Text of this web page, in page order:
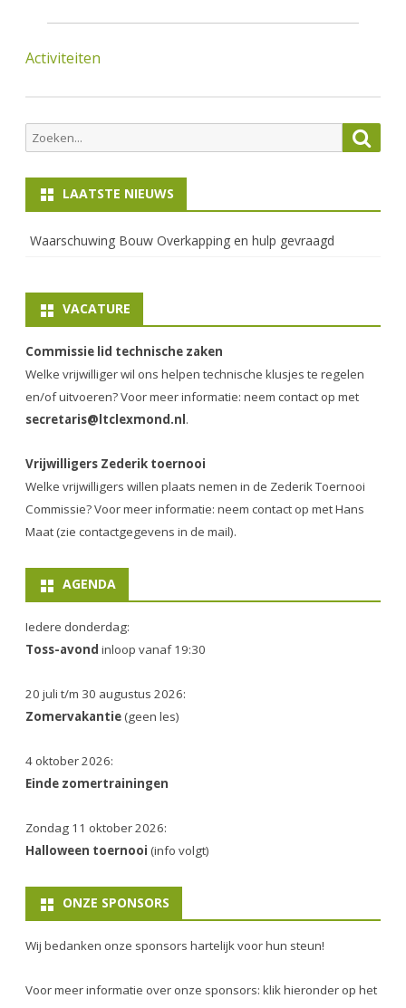
Activiteiten
Zoeken
naar:
LAATSTE NIEUWS
Waarschuwing Bouw Overkapping en hulp gevraagd
VACATURE
Commissie lid technische zaken
Welke vrijwilliger wil ons helpen technische klusjes te regelen
en/of uitvoeren? Voor meer informatie: neem contact op met
secretaris@ltclexmond.nl .
Vrijwilligers Zederik toernooi
Welke vrijwilligers willen plaats nemen in de Zederik Toernooi
Commissie? Voor meer informatie: neem contact op met Hans
Maat (zie contactgegevens in de mail).
AGENDA
Iedere donderdag:
Toss-avond inloop vanaf 19:30
20 juli t/m 30 augustus 2026:
Zomervakantie(geen les)
4 oktober 2026:
Einde zomertrainingen
Zondag 11 oktober 2026:
Halloween toernooi (info volgt)
ONZE SPONSORS
Wij bedanken onze sponsors hartelijk voor hun steun!
Voor meer informatie over onze sponsors: klik hieronder op het